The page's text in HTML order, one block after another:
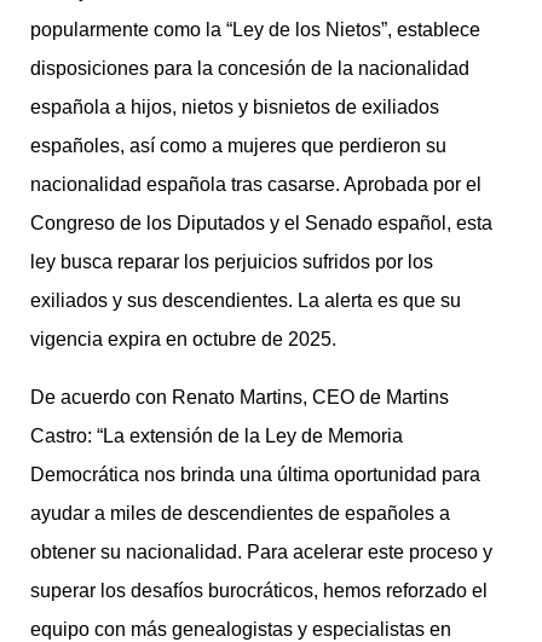
popularmente como la “Ley de los Nietos”, establece
disposiciones para la concesión de la nacionalidad
española a hijos, nietos y bisnietos de exiliados
españoles, así como a mujeres que perdieron su
nacionalidad española tras casarse. Aprobada por el
Congreso de los Diputados y el Senado español, esta
ley busca reparar los perjuicios sufridos por los
exiliados y sus descendientes. La alerta es que su
vigencia expira en octubre de 2025.
De acuerdo con Renato Martins, CEO de Martins
Castro: “La extensión de la Ley de Memoria
Democrática nos brinda una última oportunidad para
ayudar a miles de descendientes de españoles a
obtener su nacionalidad. Para acelerar este proceso y
superar los desafíos burocráticos, hemos reforzado el
equipo con más genealogistas y especialistas en